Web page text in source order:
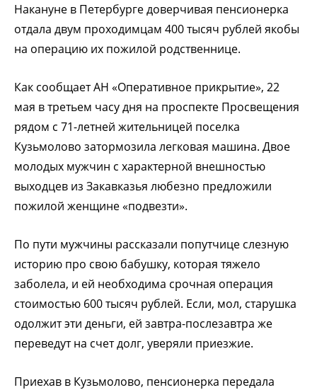
Накануне в Петербурге доверчивая пенсионерка
отдала двум проходимцам 400 тысяч рублей якобы
на операцию их пожилой родственнице.
Как сообщает АН «Оперативное прикрытие», 22
мая в третьем часу дня на проспекте Просвещения
рядом с 71-летней жительницей поселка
Кузьмолово затормозила легковая машина. Двое
молодых мужчин с характерной внешностью
выходцев из Закавказья любезно предложили
пожилой женщине «подвезти».
По пути мужчины рассказали попутчице слезную
историю про свою бабушку, которая тяжело
заболела, и ей необходима срочная операция
стоимостью 600 тысяч рублей. Если, мол, старушка
одолжит эти деньги, ей завтра-послезавтра же
переведут на счет долг, уверяли приезжие.
Приехав в Кузьмолово, пенсионерка передала